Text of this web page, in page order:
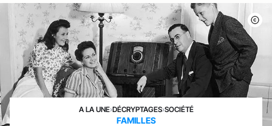
A LA UNE›DÉCRYPTAGES›SOCIÉTÉ
FAMILLES